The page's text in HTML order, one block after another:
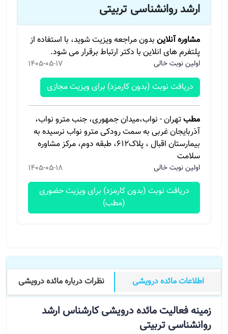
ارشد روانشناسی تربیتی
مشاوره آنلاین بدون مراجعه ویزیت شوید، با استفاده از
پلتفرم های انلاین با دکتر ارتباط برقرار می شود.
اولین نوبت خالی 1405-05-17
دریافت نوبت (بدون کارمزد) برای ویزیت مجازی
مطبتهران - نواب،میدان جمهوری، جنب مترو نواب،
آذربایجان غربی به سمت رودکی مترو نواب نرسیده به
بیمارستان اقبال ، پلاک۶۱۲، طبقه دوم، مرکز مشاوره
سلامت
اولین نوبت خالی 1405-05-18
دریافت نوبت (بدون کارمزد) برای ویزیت حضوری
(مطب)
اطلاعات مائده درویشی نظرات درباره مائده درویشی
زمینه فعالیت مائده درویشی کارشناس ارشد
روانشناسی تربیتی